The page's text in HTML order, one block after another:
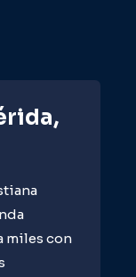
miles con